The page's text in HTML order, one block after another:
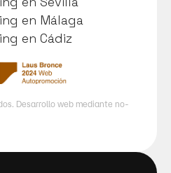
en Sevilla
en Málaga
en Málaga
en Cádiz
en Cádiz
Desarrollo web mediante no-